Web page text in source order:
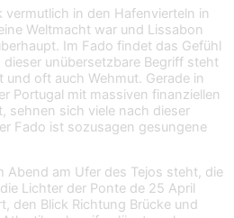
in den Hafenvierteln in
Weltmacht war und Lissabon
Im Fado findet das Gefühl
dieser unübersetzbare Begriff steht
oft auch Wehmut. Gerade in
Portugal mit massiven finanziellen
sehnen sich viele nach dieser
Fado ist sozusagen gesungene
Abend am Ufer des Tejos steht, die
Lichter der Ponte de 25 April
den Blick Richtung Brücke und